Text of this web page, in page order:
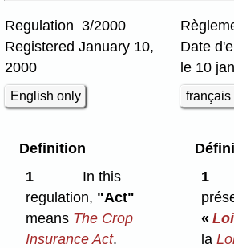
Regulation 3/2000
Registered January 10,
2000
English only
Date
le 10
Definition
1
In this
regulation, "Act"
means The Crop
Insurance Act.
1
«Loi
la